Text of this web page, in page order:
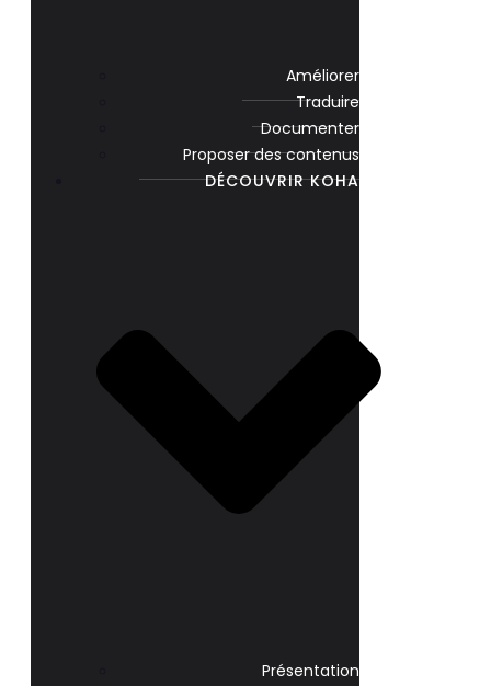
Améliorer
Traduire
Documenter
Proposer des contenus
DÉCOUVRIR KOHA
Présentation